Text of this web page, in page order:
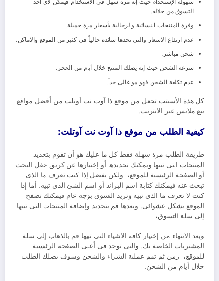
التسوق من خلاله.
وفرة المنتجات النسائية والرجالية بأسعار مرة جميلة.
عدم ارتفاع الاسعار والتى نحدها سائدة حالياً فى كثير من الموقع والاماكن.
شحن مباشر.
سرعة الشحن حيث إنه يصلك المنتج خلال أيام من الحجز.
عدم تكلفة الشحن فهو مو غالى جداً.
كل هذة الأسبتب تجعل من موقع ذا آوت نت آوتلت من أفضل مواقع
بيع ملابس عبر الانترنت.
كيفية الطلب من موقع ذا آوت نت آوتلت:
طريقة الطلب مرة سهلة فقط كل ما عليك هو أن تقوم بتحديد
المنتجات التى تبيها ويمكنك تحديدها أو إختيارها عن كريق حقل البحث
أو الصفحة الرئيسية للموقع، ولكن يفضل إذا كنت تعرف ما الذى
تبحث عنه فيمكنك كتابة اسم البراند أو اسم الشئ الذى تبيه. أما إذا
كنت لا تعرف ما الذى تبيه وتريد التسوق بوجه عام فيمكنك تصفح
الموقع بشكل عشوائى. وبعدها قم بتحديد وإضافة المتتجات التى تبيها
إلى سلة التسوق،
وبعد الانتهاء من إختيار كافة الاشياء التى تبيها قم بالذهاب إلى سلة
المشتريات الخاصة بك. والتى توجد فى أعلى الصغحة الرئيسية
للموقع، زمن ثم تمم عملية الشراء والشحن وسوف يصلك الطلب
خلال أيام من الشحن.